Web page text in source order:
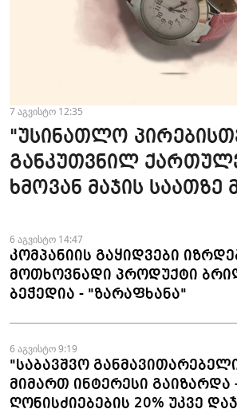
7 აგვისტო 12:35
"უსინათლო
განკუთვნილ
ხმოვან მაჯის საათზე
6 აგვისტო 14:47
კომპანიის გაყიდვები
მოთხოვნადი პროდუქტი
ბეჭედია - "ზარაფხანა"
6 აგვისტო 9:19
"საბავშვო
მიმართ ინტერესი გაიზარდა
ღონისძიებების 20% უკვე